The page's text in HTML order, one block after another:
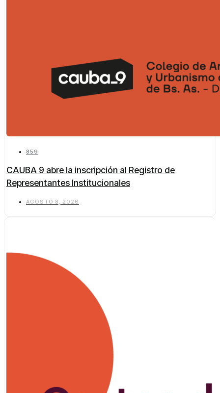
859
CAUBA 9 abre la inscripción al Registro de
Representantes Institucionales
AGOSTO 8, 2026